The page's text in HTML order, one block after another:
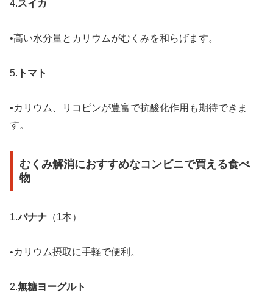
4.スイカ
•高い水分量とカリウムがむくみを和らげます。
5. トマト
•カリウム、リコピンが豊富で抗酸化作用も期待できま
す。
むくみ解消におすすめなコンビニで買える食べ
物
1.バナナ （1本）
•カリウム摂取に手軽で便利。
2.無糖ヨーグルト